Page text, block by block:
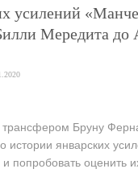
усилений
Мередита до
трансфером Бруну
истории январских
попробовать оценить